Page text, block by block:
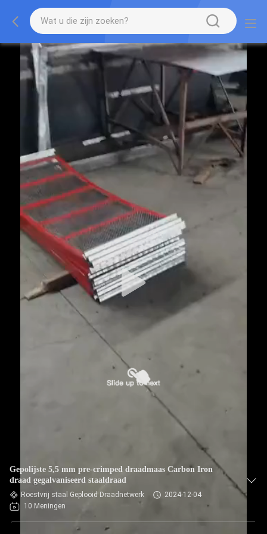
Gepolijste 5,5 mm pre-crimped draadmaas Carbon Iron
draad gegalvaniseerd staaldraad
Roestvrij staal Geplooid Draadnetwerk
2024-12-04
10 Meningen